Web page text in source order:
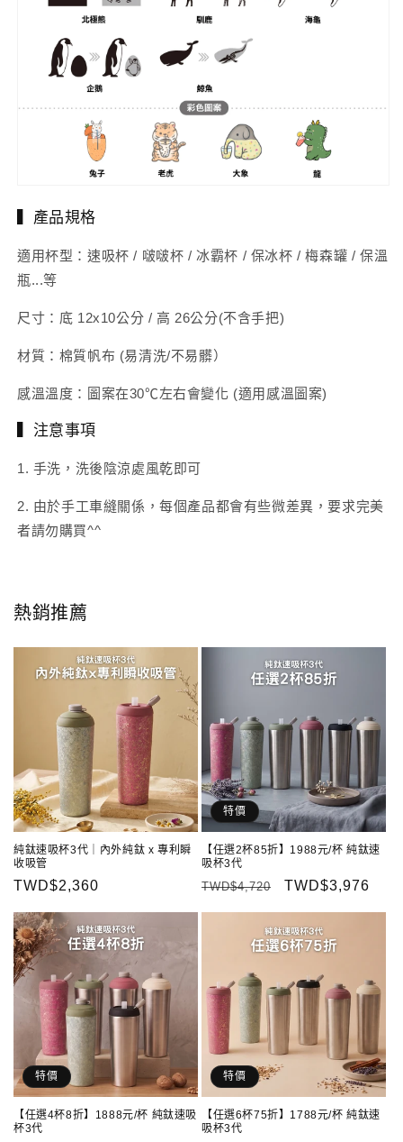
▍產品規格
適用杯型：速吸杯 / 啵啵杯 / 冰霸杯 / 保冰杯 / 梅森罐 / 保溫
瓶...等
尺寸：底 12x10公分 / 高 26公分(不含手把)
材質：棉質帆布 (易清洗/不易髒）
感溫溫度：圖案在30℃左右會變化 (適用感溫圖案)
▍注意事項
1. 手洗，洗後陰涼處風乾即可
2. 由於手工車縫關係，每個產品都會有些微差異，要求完美
者請勿購買^^
熱銷推薦
純鈦速吸杯3代｜內外純鈦 x 專利瞬
收吸管
定
TWD$2,360
特價
【任選2杯85折】1988元/杯 純鈦速
吸杯3代
定
TWD$4,720
售
TWD$3,976
特價
【任選4杯8折】1888元/杯 純鈦速吸
杯3代
特價
【任選6杯75折】1788元/杯 純鈦速
吸杯3代